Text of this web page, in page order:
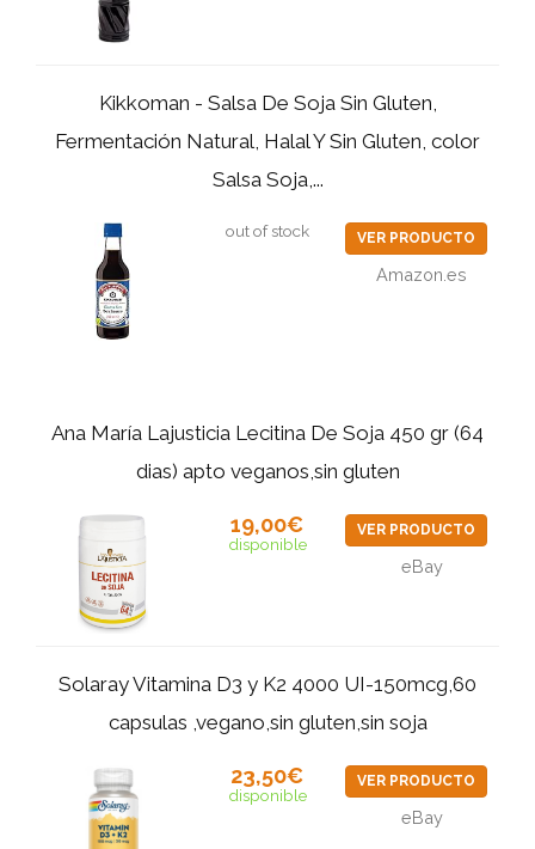
Kikkoman - Salsa De Soja Sin Gluten,
Fermentación Natural, Halal Y Sin Gluten, color
Salsa Soja,...
out of stock VER PRODUCTO
Amazon.es
Ana María Lajusticia Lecitina De Soja 450 gr (64
dias) apto veganos,sin gluten
19,00€
disponible
VER PRODUCTO
eBay
Solaray Vitamina D3 y K2 4000 UI-150mcg,60
capsulas ,vegano,sin gluten,sin soja
23,50€
disponible
VER PRODUCTO
eBay